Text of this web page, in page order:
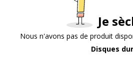
Je
Nous n'avons pas de produit
Disques dur